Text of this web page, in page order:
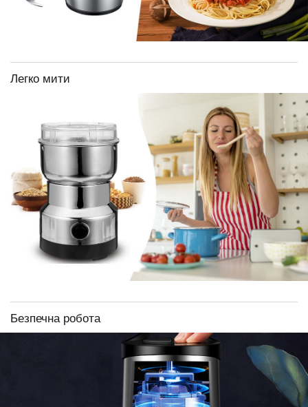
Легко мити
Безпечна робота